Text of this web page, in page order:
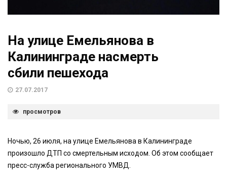
На улице Емельянова в
Калининграде насмерть
сбили пешехода
27.07.2017
просмотров
Ночью, 26 июля, на улице Емельянова в Калининграде
произошло ДТП со смертельным исходом. Об этом сообщает
пресс-служба регионального УМВД.